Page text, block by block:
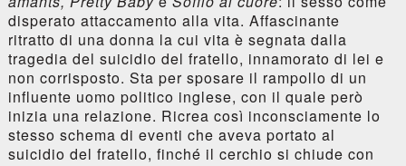
disperato attaccamento alla vita. Affascinante
ritratto di una donna la cui vita è segnata dalla
tragedia del suicidio del fratello, innamorato di lei e
non corrisposto. Sta per sposare il rampollo di un
influente uomo politico inglese, con il quale però
inizia una relazione. Ricrea così inconsciamente lo
stesso schema di eventi che aveva portato al
suicidio del fratello, finché il cerchio si chiude con